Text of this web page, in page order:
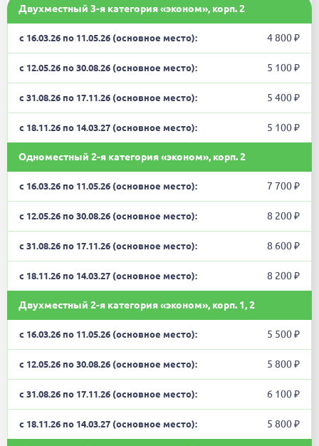
Двухместный 3-я категория «эконом», корп. 2
4 800 ₽
5 100 ₽
5 400 ₽
5 100 ₽
Одноместный 2-я категория «эконом», корп. 2
7 700 ₽
8 200 ₽
8 600 ₽
8 200 ₽
Двухместный 2-я категория «эконом», корп. 1, 2
5 500 ₽
5 800 ₽
6 100 ₽
5 800 ₽